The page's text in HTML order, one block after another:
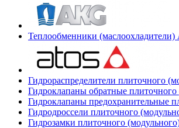
Теплообменники
Гидрораспределители плиточного
Гидроклапаны обратные
Гидроклапаны предохранительные
Гидродроссели плиточного
Гидрозамки плиточного